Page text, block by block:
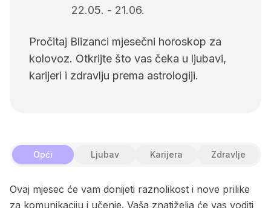
22.05. - 21.06.
Pročitaj Blizanci mjesečni horoskop za
kolovoz. Otkrijte što vas čeka u ljubavi,
karijeri i zdravlju prema astrologiji.
Opći Ljubav Karijera Zdravlje
Ovaj mjesec će vam donijeti raznolikost i nove prilike
za komunikaciju i učenje. Vaša znatiželja će vas voditi